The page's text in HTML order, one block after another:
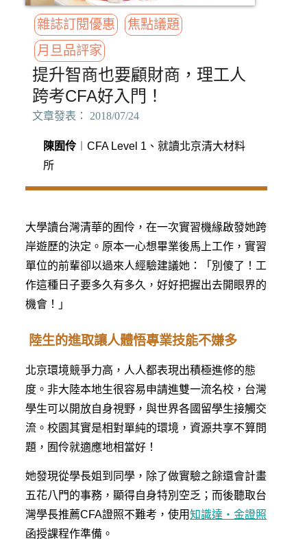
雜誌訂閱優惠
焦點議題
月旦品評家
提升智商也要顧財商，理工人
跨考CFA好入門！
文章發表： 2018/07/24
陳囿伶︱CFA Level 1、就讀北京清大材料
所
大學讀台灣清華的囿伶，在一次實習機緣啟發她跨
岸遊歷的決定。原本一心想畢業後馬上工作，實習
單位的前輩卻以過來人經驗建議她：「別傻了！工
作這種日子要多久有多久，好好把握出去開眼界的
機會！」
陸生的進取讓人體悟專業技能不嫌多
北京環境競爭力高，人人都表現出積極進修的態
度。非大陸本地生很容易申請進雙一流名校，台灣
學生可以開放自身視野，與世界各國留學生接觸交
流。校園其實是相對單純的環境，資源共享不算問
題，囿伶就適應地相當好！
她發現從學長姐到同學，除了做實驗之餘還會計畫
五花八門的事務，顯得自身特別空乏；而後聽取台
灣學長推薦CFA證照不難考，使用知識達‧金證照
函授課程作準備。